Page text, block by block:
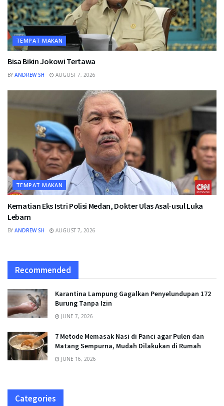
TEMPAT MAKAN
Bisa Bikin Jokowi Tertawa
BY ANDREW SH AUGUST 7, 2026
TEMPAT MAKAN
Kematian Eks Istri Polisi Medan, Dokter Ulas Asal-usul Luka
Lebam
BY ANDREW SH AUGUST 7, 2026
Recommended
Karantina Lampung Gagalkan Penyelundupan 172
Burung Tanpa Izin
JUNE 7, 2026
7 Metode Memasak Nasi di Panci agar Pulen dan
Matang Sempurna, Mudah Dilakukan di Rumah
JUNE 16, 2026
Categories